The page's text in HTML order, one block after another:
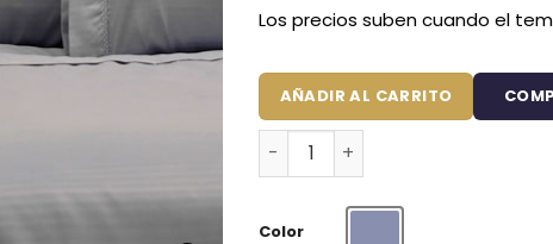
Los precios suben cuando el
Color
Juego de duvet premium gris
AÑADIR AL CARRITO